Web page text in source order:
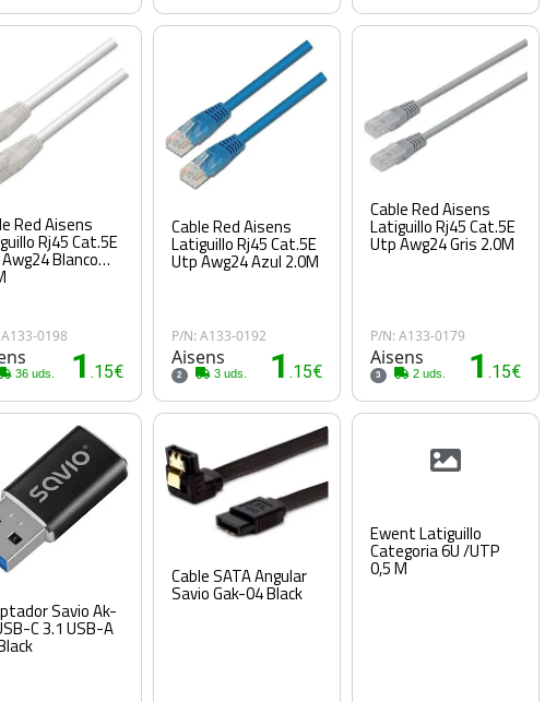
Red Aisens
Rj45 Cat.5E
Blanco
0198
36 uds. 1.15€
Cable Red Aisens
Latiguillo Rj45 Cat.5E
Utp Awg24 Azul 2.0M
P/N: A133-0192
Aisens
2 3 uds. 1.15€
Cable Red Aisens
Latiguillo Rj45 Cat.5E
Utp Awg24 Gris 2.0M
P/N: A133-0179
Aisens
3 2 uds. 1 .15€
Savio Ak-
C 3.1 USB-A
Cable SATA Angular
Savio Gak-04 Black
Ewent Latiguillo
Categoria 6U /UTP
0,5 M